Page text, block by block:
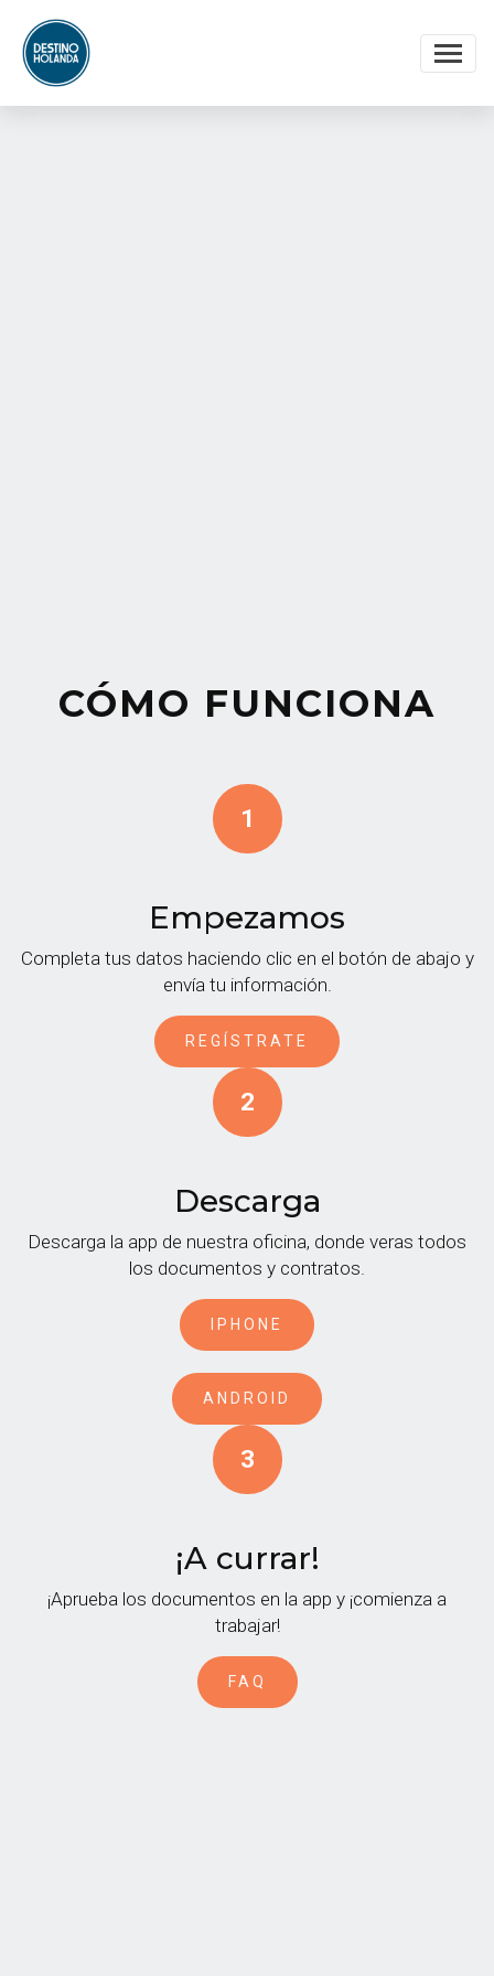
CÓMO FUNCIONA
Empezamos
Completa tus datos haciendo clic en el botón de abajo y
envía tu información.
REGÍSTRATE
Descarga
Descarga la app de nuestra oficina, donde veras todos
los documentos y contratos.
IPHONE
ANDROID
¡A currar!
¡Aprueba los documentos en la app y ¡comienza a
trabajar!
FAQ